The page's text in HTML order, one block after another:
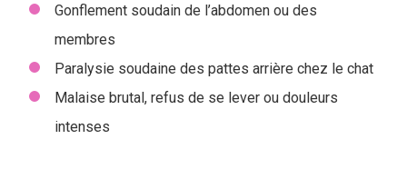
Gonflement soudain de l’abdomen ou des
membres
Paralysie soudaine des pattes arrière chez le chat
Malaise brutal, refus de se lever ou douleurs
intenses